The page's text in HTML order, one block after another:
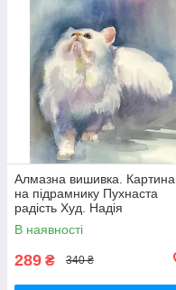
Алмазна вишивка. Картина
на підрамнику Пухнаста
радість Худ. Надія
Старовойтова, розмір 20х30
см
В наявності
289 ₴ 340 ₴